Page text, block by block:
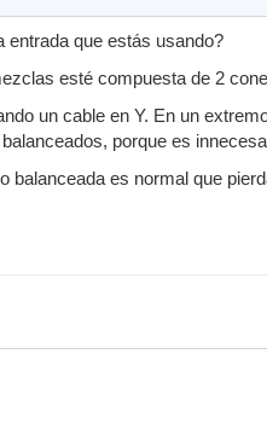
entrada que estás usando?
esté compuesta de 2
un cable en Y. En un
porque es
es normal que